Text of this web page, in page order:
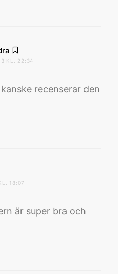
KL. 22:34
recenserar den
18:07
är super bra och